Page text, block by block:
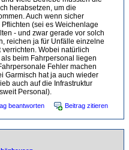
herabsetzen, um die
Auch wenn sicher
(sei es Weichenlage
- und zwar gerade vor solch
reichen ja für Unfälle einzelne
Wobei natürlich
beim Fahrpersonal liegen
Fehler machen
Garmisch hat ja auch wieder
auch auf die Infrastruktur
Personal).
beantworten Beitrag zitieren